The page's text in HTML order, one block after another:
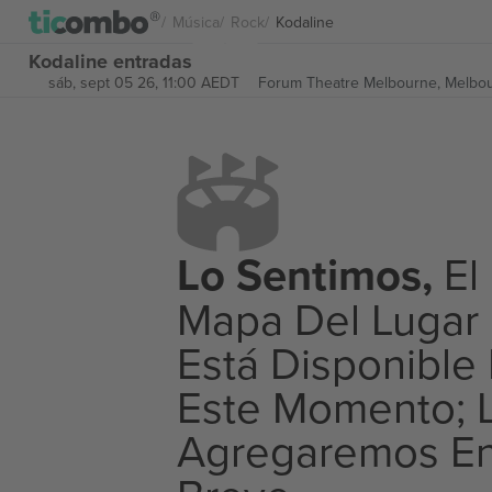
Música Rock Kodaline
Kodaline entradas
sáb, sept 05 26, 11:00 AEDT Forum Theatre Melbourne,
Lo Sentimos, El
Mapa Del Lugar
Está Disponible
Este Momento;
Agregaremos